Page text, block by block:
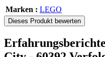
Marken : LEGO
Dieses Produkt bewerten